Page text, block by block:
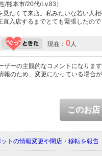
/熊本市/20代/Lv.83）
見たくて来店。私みたいな若い人
直入店するまでとても緊張したの
現在： 0人
ーの主観的なコメントになります
報のため、変更になっている場合
このお
トの情報変更や閉店・移転を報告